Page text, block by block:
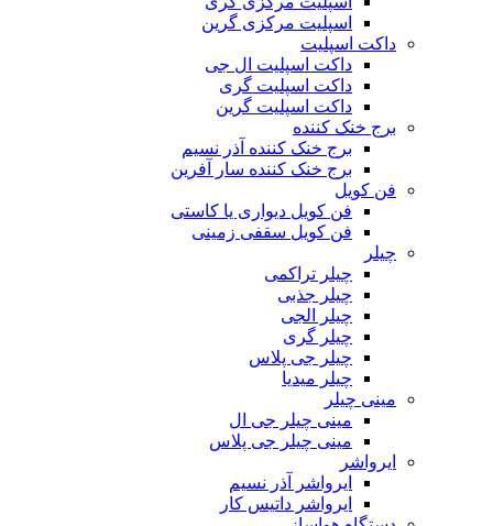
اسپلیت مرکزی گرین
داکت اسپلیت
داکت اسپلیت ال جی
داکت اسپلیت گری
داکت اسپلیت گرین
برج خنک کننده
برج خنک کننده آذر نسیم
برج خنک کننده سار آفرین
فن کویل
فن کویل دیواری یا کاستی
فن کویل سقفی زمینی
چیلر
چیلر تراکمی
چیلر جذبی
چیلر الجی
چیلر گری
چیلر جی پلاس
چیلر میدیا
مینی چیلر
مینی چیلر جی ال
مینی چیلر جی پلاس
ایرواشر
ایرواشر آذر نسیم
ایرواشر داتیس کار